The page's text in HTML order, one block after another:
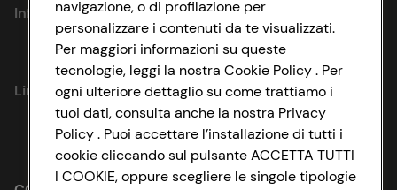
Informazioni
Privacy Policy
Cookie Policy
Impostazioni Cookie
Link utili
Lavora con noi
Le cooperative
navigazione, o di profilazione per
personalizzare i contenuti da te visualizzati.
Per maggiori informazioni su queste
tecnologie, leggi la nostra Cookie Policy . Per
ogni ulteriore dettaglio su come trattiamo i
tuoi dati, consulta anche la nostra Privacy
Policy . Puoi accettare l’installazione di tutti i
cookie cliccando sul pulsante ACCETTA TUTTI
I COOKIE, oppure scegliere le singole tipologie